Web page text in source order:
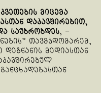
მიცემა
დაკავშირებით,
საუბრობდეს, –
თავმჯდომარემ,
მედიასთან